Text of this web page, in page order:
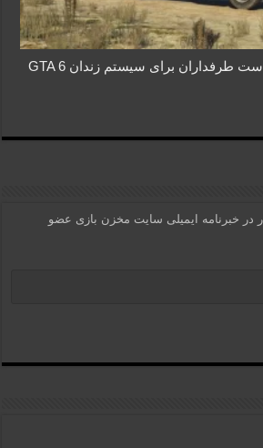
ماد جدید GTA 5 درخواست طرفداران برای سیستم زندان GTA 6
در خبرنامه ایمیلی سایت مخزن بازی عضو